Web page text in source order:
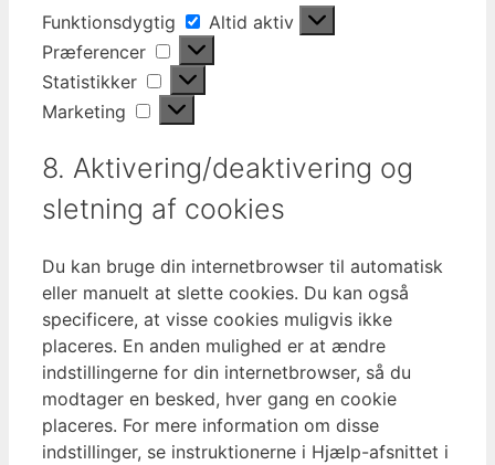
Funktionsdygtig Funktionsdygtig
Altid aktiv
Præferencer
Præferencer
Statistikker
Statistikker
Marketing
Marketing
8. Aktivering/deaktivering og
sletning af cookies
Du kan bruge din internetbrowser til automatisk
eller manuelt at slette cookies. Du kan også
specificere, at visse cookies muligvis ikke
placeres. En anden mulighed er at ændre
indstillingerne for din internetbrowser, så du
modtager en besked, hver gang en cookie
placeres. For mere information om disse
indstillinger, se instruktionerne i Hjælp-afsnittet i